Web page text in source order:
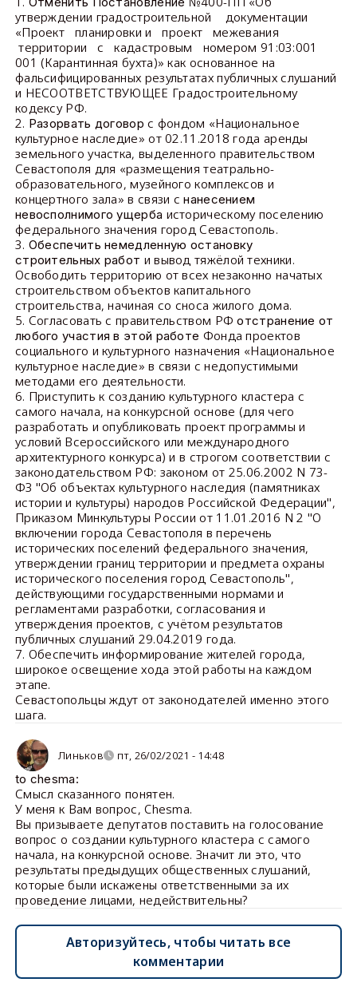
утверждении градостроительной документации
«Проект планировки и проект межевания
территории с кадастровым номером 91:03:001
001 (Карантинная бухта)» как основанное на
фальсифицированных результатах публичных слушаний
и НЕСООТВЕТСТВУЮЩЕЕ Градостроительному
кодексу РФ.
2. Разорвать договор с фондом «Национальное
культурное наследие» от 02.11.2018 года аренды
земельного участка, выделенного правительством
Севастополя для «размещения театрально-
образовательного, музейного комплексов и
концертного зала» в связи снанесением
невосполнимого ущерба историческому поселению
федерального значения город Севастополь.
3. Обеспечить немедленную остановку
строительных работ и вывод тяжёлой техники.
Освободить территорию от всех незаконно начатых
строительством объектов капитального
строительства, начиная со сноса жилого дома.
5. Согласовать с правительством РФотстранение от
любого участия в этой работе Фонда проектов
социального и культурного назначения «Национальное
культурное наследие» в связи с недопустимыми
методами его деятельности.
6. Приступить к созданию культурного кластера с
самого начала, на конкурсной основе (для чего
разработать и опубликовать проект программы и
условий Всероссийского или международного
архитектурного конкурса) и в строгом соответствии с
законодательством РФ: законом от 25.06.2002 N 73-
ФЗ "Об объектах культурного наследия (памятниках
истории и культуры) народов Российской Федерации",
Приказом Минкультуры России от 11.01.2016 N 2 "О
включении города Севастополя в перечень
исторических поселений федерального значения,
утверждении границ территории и предмета охраны
исторического поселения город Севастополь",
действующими государственными нормами и
регламентами разработки, согласования и
утверждения проектов, с учётом результатов
публичных слушаний 29.04.2019 года.
7. Обеспечить информирование жителей города,
широкое освещение хода этой работы на каждом
этапе.
Севастопольцы ждут от законодателей именно этого
шага.
Линьков пт, 26/02/2021 - 14:48
to chesma:
Смысл сказанного понятен.
У меня к Вам вопрос, Chesma.
Вы призываете депутатов поставить на голосование
вопрос о создании культурного кластера с самого
начала, на конкурсной основе. Значит ли это, что
результаты предыдущих общественных слушаний,
которые были искажены ответственными за их
проведение лицами, недействительны?
Авторизуйтесь, чтобы читать все
комментарии